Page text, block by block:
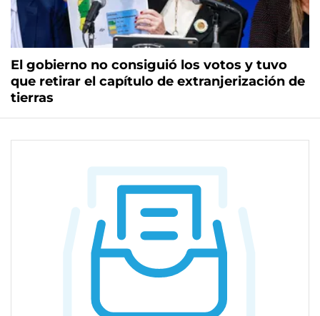
El gobierno no consiguió los votos y tuvo
que retirar el capítulo de extranjerización de
tierras